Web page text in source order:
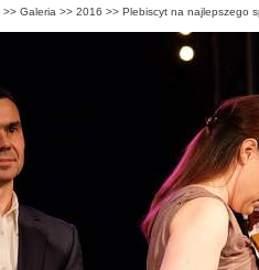
>> Galeria >> 2016 >> Plebiscyt na najlepszego